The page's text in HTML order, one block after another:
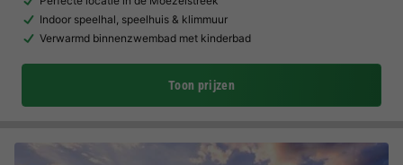
Indoor speelhal, speelhuis & klimmuur
Verwarmd binnenzwembad met kinderbad
Toon prijzen